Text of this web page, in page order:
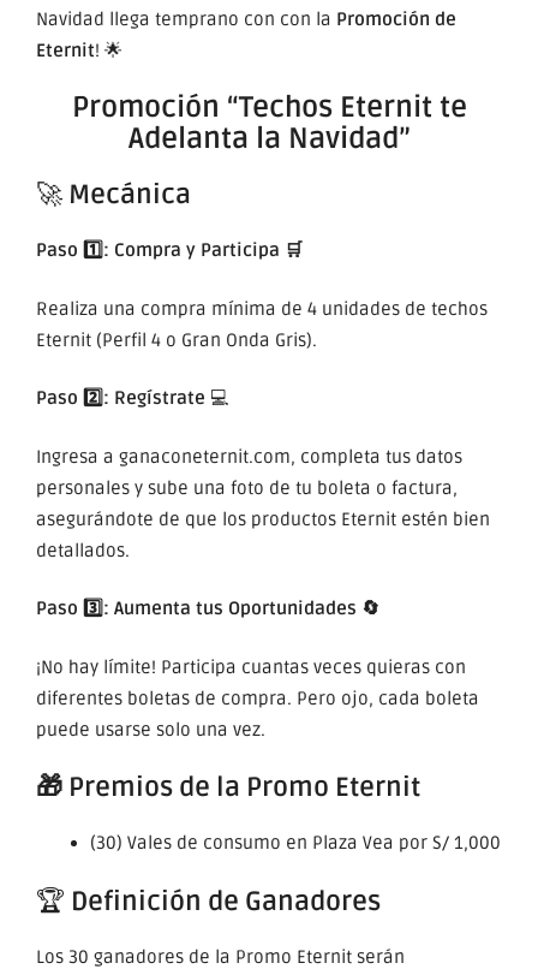
Navidad llega temprano con con la Promoción de
Eternit! 🌟
Promoción “Techos Eternit te
Adelanta la Navidad”
🚀 Mecánica
Paso 1️⃣: Compra y Participa 🛒
Realiza una compra mínima de 4 unidades de techos
Eternit (Perfil 4 o Gran Onda Gris).
Paso 2️⃣: Regístrate 💻
Ingresa a ganaconeternit.com, completa tus datos
personales y sube una foto de tu boleta o factura,
asegurándote de que los productos Eternit estén bien
detallados.
Paso 3️⃣: Aumenta tus Oportunidades 🔄
¡No hay límite! Participa cuantas veces quieras con
diferentes boletas de compra. Pero ojo, cada boleta
puede usarse solo una vez.
🎁 Premios de la Promo Eternit
(30) Vales de consumo en Plaza Vea por S/ 1,000
🏆 Definición de Ganadores
Los 30 ganadores de la Promo Eternit serán